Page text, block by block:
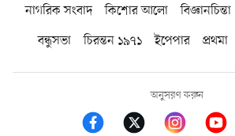
নাগরিক সংবাদ কিশোর আলো বিজ্ঞানচিন্তা
বন্ধুসভা
চিরন্তন ১৯৭১ ইপেপার প্রথমা
অনুসরণ করুন